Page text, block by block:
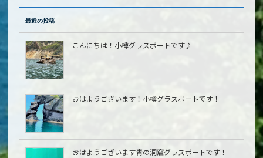
最近の投稿
こんにちは！小樽グラスボートです♪
おはようございます！小樽グラスボートです！
おはようございます青の洞窟グラスボートです！